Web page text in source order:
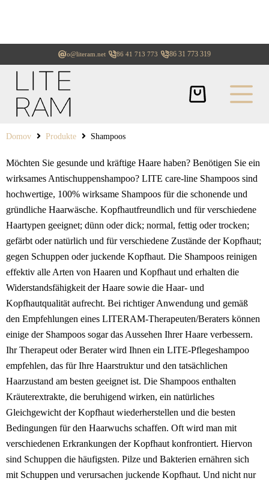
info@literam.net +386 41 713 773 +386 31 773 319
Domov Produkte Shampoos
Möchten Sie gesunde und kräftige Haare haben? Benötigen Sie ein
wirksames Antischuppenshampoo? LITE care-line Shampoos sind
hochwertige, 100% wirksame Shampoos für die schonende und
gründliche Haarwäsche. Kopfhautfreundlich und für verschiedene
Haartypen geeignet; dünn oder dick; normal, fettig oder trocken;
gefärbt oder natürlich und für verschiedene Zustände der Kopfhaut;
gegen Schuppen oder juckende Kopfhaut. Die Shampoos reinigen
effektiv alle Arten von Haaren und Kopfhaut und erhalten die
Widerstandsfähigkeit der Haare sowie die Haar- und
Kopfhautqualität aufrecht. Bei richtiger Anwendung und gemäß
den Empfehlungen eines LITERAM-Therapeuten/Beraters können
einige der Shampoos sogar das Aussehen Ihrer Haare verbessern.
Ihr Therapeut oder Berater wird Ihnen ein LITE-Pflegeshampoo
empfehlen, das für Ihre Haarstruktur und den tatsächlichen
Haarzustand am besten geeignet ist. Die Shampoos enthalten
Kräuterextrakte, die beruhigend wirken, ein natürliches
Gleichgewicht der Kopfhaut wiederherstellen und die besten
Bedingungen für den Haarwuchs schaffen. Oft wird man mit
verschiedenen Erkrankungen der Kopfhaut konfrontiert. Hiervon
sind Schuppen die häufigsten. Pilze und Bakterien ernähren sich
mit Schuppen und verursachen juckende Kopfhaut. Und nicht nur